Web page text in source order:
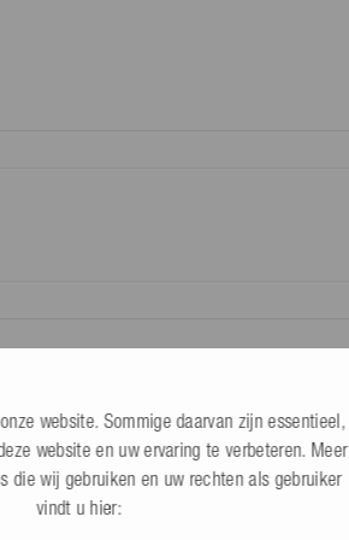
& Fenderseil, Fender Schiff Yacht
website. Sommige daarvan zijn essentieel,
website en uw ervaring te verbeteren. Meer
die wij gebruiken en uw rechten als gebruiker
vindt u hier: